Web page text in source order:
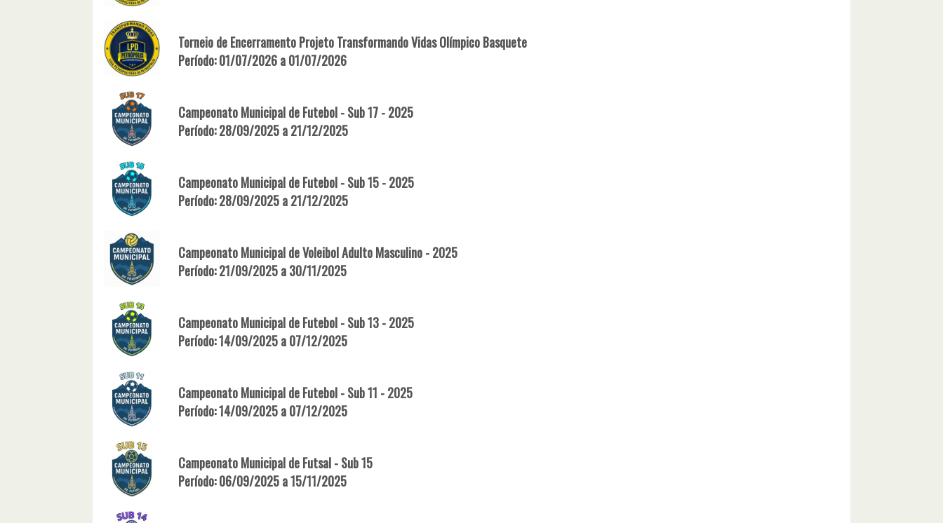
Torneio de Encerramento Projeto Transformando Vidas Olímpico Basquete
Período: 01/07/2026 a 01/07/2026
Campeonato Municipal de Futebol - Sub 17 - 2025
Período: 28/09/2025 a 21/12/2025
Campeonato Municipal de Futebol - Sub 15 - 2025
Período: 28/09/2025 a 21/12/2025
Campeonato Municipal de Voleibol Adulto Masculino - 2025
Período: 21/09/2025 a 30/11/2025
Campeonato Municipal de Futebol - Sub 13 - 2025
Período: 14/09/2025 a 07/12/2025
Campeonato Municipal de Futebol - Sub 11 - 2025
Período: 14/09/2025 a 07/12/2025
Campeonato Municipal de Futsal - Sub 15
Período: 06/09/2025 a 15/11/2025